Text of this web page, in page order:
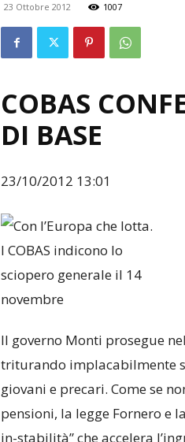
23 Ottobre 2012 1007
COBAS
DI BASE
23/10/2012 13:01
Il governo Monti prosegue
triturando implacabilmente
giovani e precari. Come se
pensioni, la legge Fornero e
in-stabilità” che accelera